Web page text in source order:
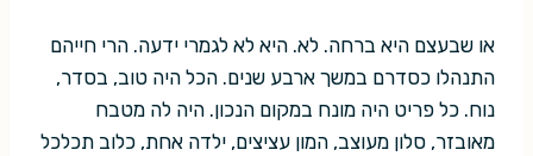
או שבעצם היא ברחה. לא. היא לא לגמרי ידעה. הרי חייהם
התנהלו כסדרם במשך ארבע שנים. הכל היה טוב, בסדר,
נוח. כל פריט היה מונח במקום הנכון. היה לה מטבח
מאובזר, סלון מעוצב, המון עציצים, ילדה אחת, כלוב תכלכל